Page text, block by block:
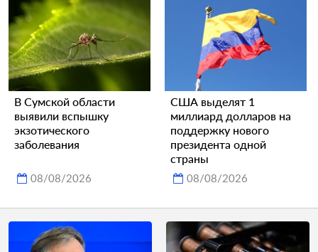
В Сумской области
выявили вспышку
экзотического
заболевания
08/08/2026
США выделят 1
миллиард долларов на
поддержку нового
президента одной
страны
08/08/2026